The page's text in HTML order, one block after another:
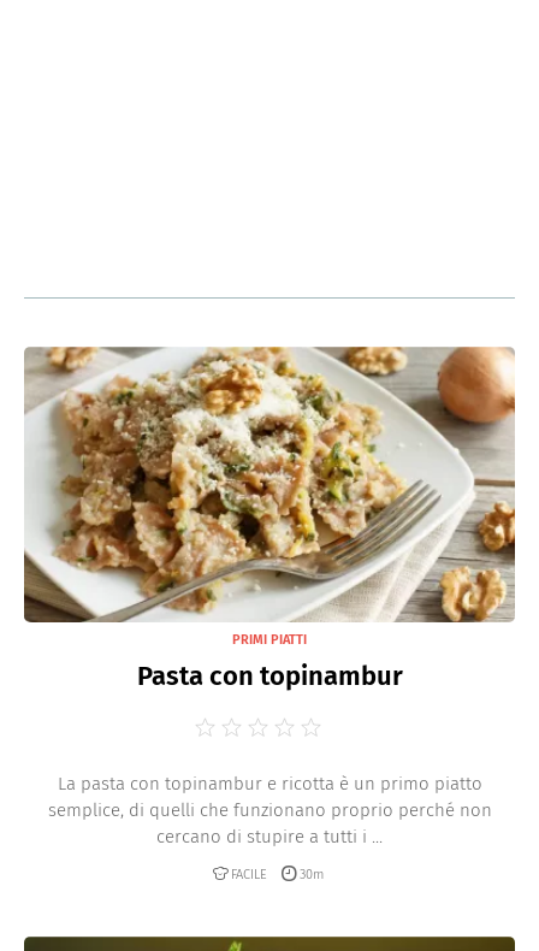
PRIMI PIATTI
Pasta con topinambur
La pasta con topinambur e ricotta è un primo piatto
semplice, di quelli che funzionano proprio perché non
cercano di stupire a tutti i ...
FACILE 30m